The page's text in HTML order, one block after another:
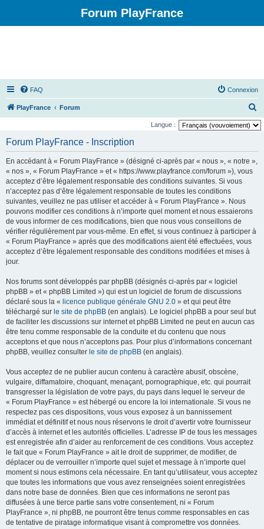
Forum PlayFrance
FAQ Connexion
PlayFrance Forum
e
Langue :
Forum PlayFrance - Inscription
En accédant à « Forum PlayFrance » (désigné ci-après par « nous », « notre »,
« nos », « Forum PlayFrance » et « https://www.playfrance.com/forum »), vous
acceptez d’être légalement responsable des conditions suivantes. Si vous
n’acceptez pas d’être légalement responsable de toutes les conditions
suivantes, veuillez ne pas utiliser et accéder à « Forum PlayFrance ». Nous
pouvons modifier ces conditions à n’importe quel moment et nous essaierons
de vous informer de ces modifications, bien que nous vous conseillons de
vérifier régulièrement par vous-même. En effet, si vous continuez à participer à
« Forum PlayFrance » après que des modifications aient été effectuées, vous
acceptez d’être légalement responsable des conditions modifiées et mises à
jour.
Nos forums sont développés par phpBB (désignés ci-après par « logiciel
phpBB » et « phpBB Limited ») qui est un logiciel de forum de discussions
déclaré sous la « licence publique générale GNU 2.0 » et qui peut être
téléchargé sur le site de phpBB (en anglais). Le logiciel phpBB a pour seul but
de faciliter les discussions sur internet et phpBB Limited ne peut en aucun cas
être tenu comme responsable de la conduite et du contenu que nous
acceptons et que nous n’acceptons pas. Pour plus d’informations concernant
phpBB, veuillez consulter le site de phpBB (en anglais).
Vous acceptez de ne publier aucun contenu à caractère abusif, obscène,
vulgaire, diffamatoire, choquant, menaçant, pornographique, etc. qui pourrait
transgresser la législation de votre pays, du pays dans lequel le serveur de
« Forum PlayFrance » est hébergé ou encore la loi internationale. Si vous ne
respectez pas ces dispositions, vous vous exposez à un bannissement
immédiat et définitif et nous nous réservons le droit d’avertir votre fournisseur
d’accès à internet et les autorités officielles. L’adresse IP de tous les messages
est enregistrée afin d’aider au renforcement de ces conditions. Vous acceptez
le fait que « Forum PlayFrance » ait le droit de supprimer, de modifier, de
déplacer ou de verrouiller n’importe quel sujet et message à n’importe quel
moment si nous estimons cela nécessaire. En tant qu’utilisateur, vous acceptez
que toutes les informations que vous avez renseignées soient enregistrées
dans notre base de données. Bien que ces informations ne seront pas
diffusées à une tierce partie sans votre consentement, ni « Forum
PlayFrance », ni phpBB, ne pourront être tenus comme responsables en cas
de tentative de piratage informatique visant à compromettre vos données.